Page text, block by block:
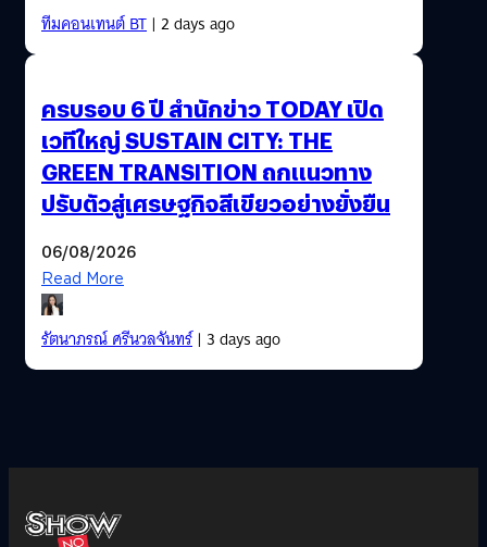
ทีมคอนเทนต์ BT| 2 days ago
ครบรอบ 6 ปี สำนักข่าว TODAY เปิด
เวทีใหญ่ SUSTAIN CITY: THE
GREEN TRANSITION ถกแนวทาง
ปรับตัวสู่เศรษฐกิจสีเขียวอย่างยั่งยืน
06/08/2026
Read More
รัตนาภรณ์ ศรีนวลจันทร์| 3 days ago